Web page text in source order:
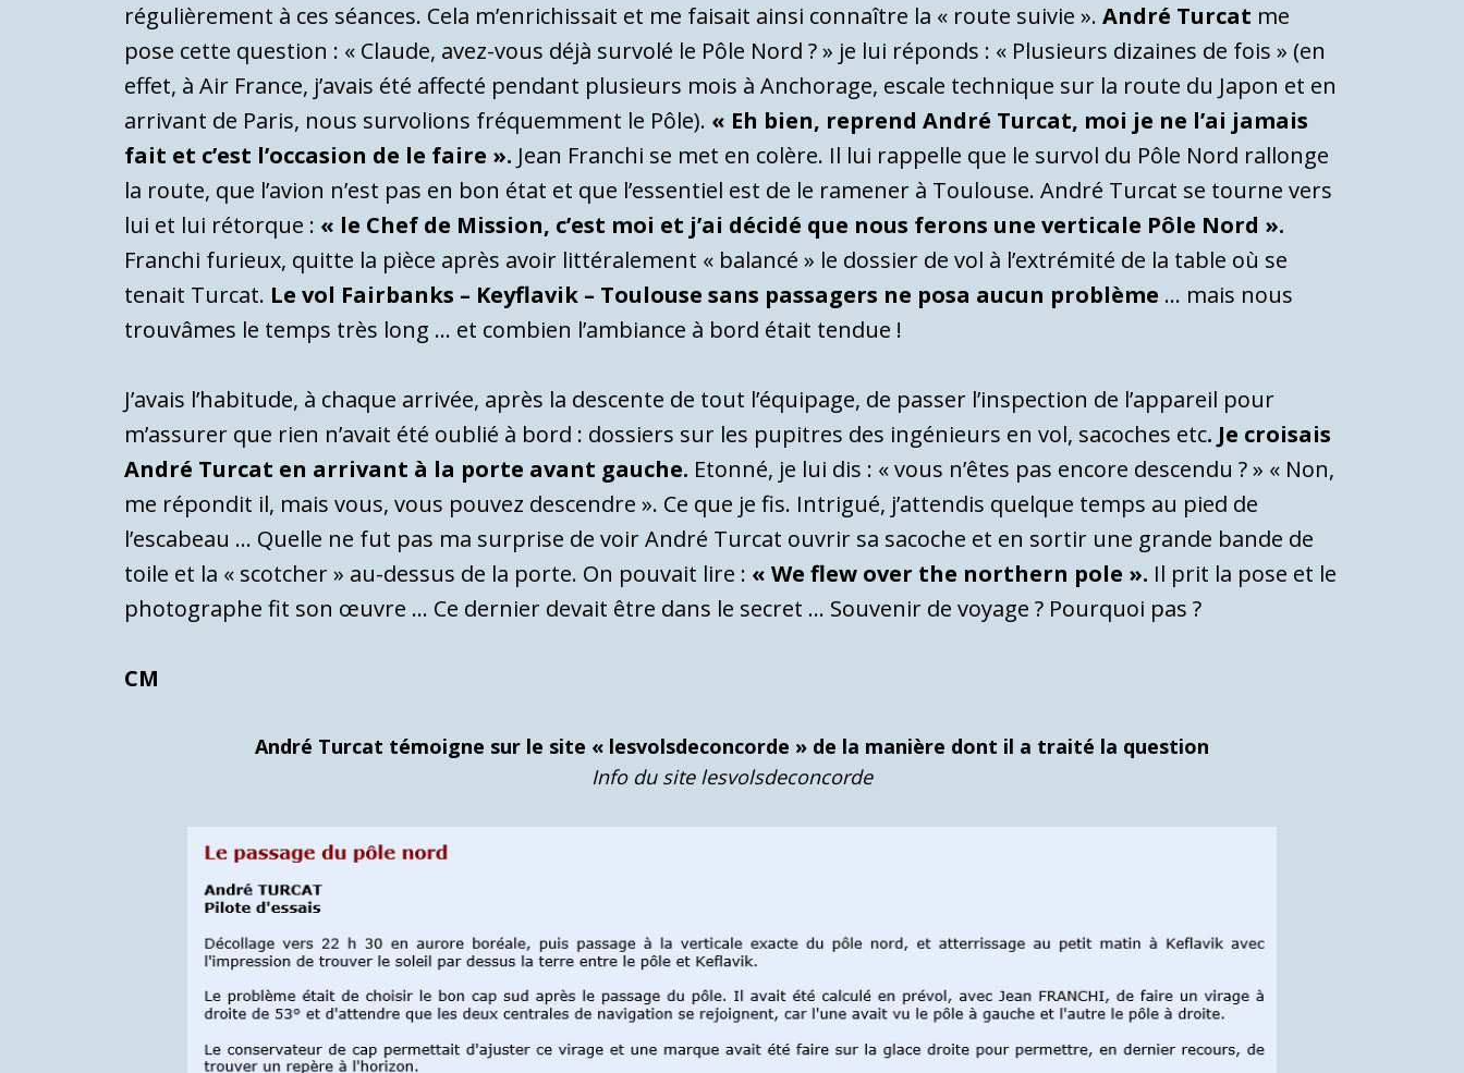
régulièrement à ces séances. Cela m’enrichissait et me faisait ainsi connaître la « route suivie ».André Turcat me
pose cette question : « Claude, avez-vous déjà survolé le Pôle Nord ? » je lui réponds : « Plusieurs dizaines de fois » (en
effet, à Air France, j’avais été affecté pendant plusieurs mois à Anchorage, escale technique sur la route du Japon et en
arrivant de Paris, nous survolions fréquemment le Pôle). « Eh bien, reprend André Turcat, moi je ne l’ai jamais
fait et c’est l’occasion de le faire ». Jean Franchi se met en colère. Il lui rappelle que le survol du Pôle Nord rallonge
la route, que l’avion n’est pas en bon état et que l’essentiel est de le ramener à Toulouse. André Turcat se tourne vers
lui et lui rétorque : « le Chef de Mission, c’est moi et j’ai décidé que nous ferons une verticale Pôle Nord ».
Franchi furieux, quitte la pièce après avoir littéralement « balancé » le dossier de vol à l’extrémité de la table où se
tenait Turcat. Le vol Fairbanks – Keyflavik – Toulouse sans passagers ne posa aucun problème … mais nous
trouvâmes le temps très long … et combien l’ambiance à bord était tendue !
J’avais l’habitude, à chaque arrivée, après la descente de tout l’équipage, de passer l’inspection de l’appareil pour
m’assurer que rien n’avait été oublié à bord : dossiers sur les pupitres des ingénieurs en vol, sacoches etc. Je croisais
André Turcat en arrivant à la porte avant gauche. Etonné, je lui dis : « vous n’êtes pas encore descendu ? » « Non,
me répondit il, mais vous, vous pouvez descendre ». Ce que je fis. Intrigué, j’attendis quelque temps au pied de
l’escabeau … Quelle ne fut pas ma surprise de voir André Turcat ouvrir sa sacoche et en sortir une grande bande de
toile et la « scotcher » au-dessus de la porte. On pouvait lire : « We flew over the northern pole ». Il prit la pose et le
photographe fit son œuvre … Ce dernier devait être dans le secret … Souvenir de voyage ? Pourquoi pas ?
CM
André Turcat témoigne sur le site « lesvolsdeconcorde » de la manière dont il a traité la question
Info du site lesvolsdeconcorde